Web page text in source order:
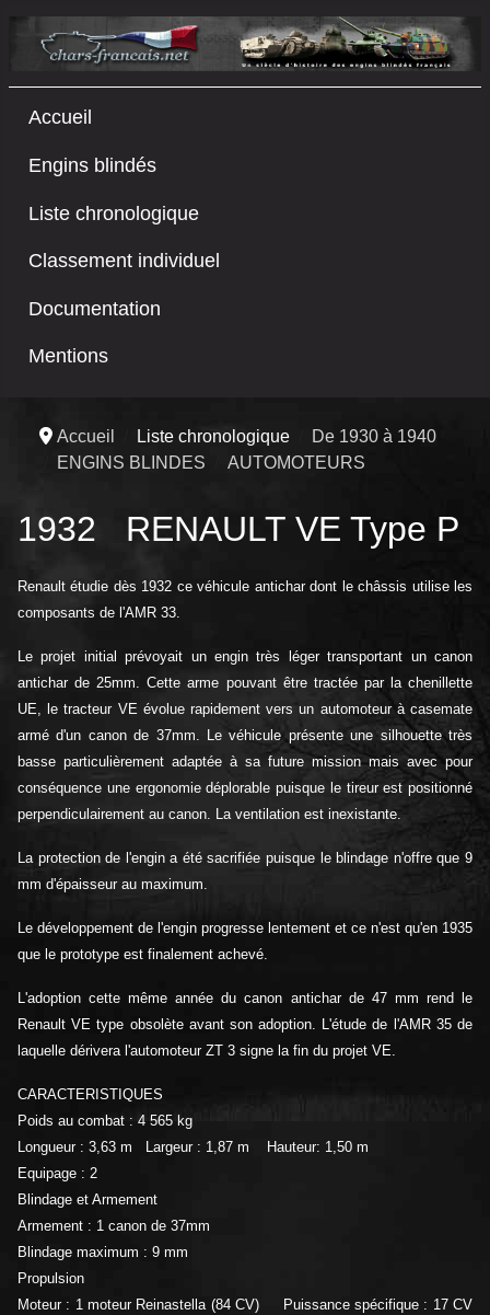
Accueil
Engins blindés
Liste chronologique
Classement individuel
Documentation
Mentions
Accueil Liste chronologique
De 1930 à 1940
ENGINS BLINDES
AUTOMOTEURS
1932 RENAULT VE Type P
Renault étudie dès 1932 ce véhicule antichar dont le châssis utilise les
composants de l'AMR 33.
Le projet initial prévoyait un engin très léger transportant un canon
antichar de 25mm. Cette arme pouvant être tractée par la chenillette
UE, le tracteur VE évolue rapidement vers un automoteur à casemate
armé d'un canon de 37mm. Le véhicule présente une silhouette très
basse particulièrement adaptée à sa future mission mais avec pour
conséquence une ergonomie déplorable puisque le tireur est positionné
perpendiculairement au canon. La ventilation est inexistante.
La protection de l'engin a été sacrifiée puisque le blindage n'offre que 9
mm d'épaisseur au maximum.
Le développement de l'engin progresse lentement et ce n'est qu'en 1935
que le prototype est finalement achevé.
L'adoption cette même année du canon antichar de 47 mm rend le
Renault VE type obsolète avant son adoption. L'étude de l'AMR 35 de
laquelle dérivera l'automoteur ZT 3 signe la fin du projet VE.
CARACTERISTIQUES
Poids au combat : 4 565 kg
Longueur : 3,63 m Largeur : 1,87 m Hauteur: 1,50 m
Equipage : 2
Blindage et Armement
Armement : 1 canon de 37mm
Blindage maximum : 9 mm
Propulsion
Moteur : 1 moteur Reinastella (84 CV) Puissance spécifique : 17 CV